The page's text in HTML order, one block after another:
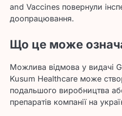
and Vaccines повернули
доопрацювання.
Що це може
Можлива відмова у видачі
Kusum Healthcare може
подальшого виробництва
препаратів компанії на